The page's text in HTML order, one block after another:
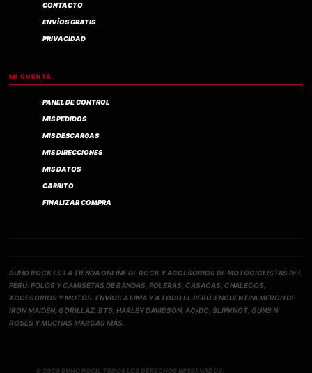
CONTACTO
ENVÍOS GRATIS
PRIVACIDAD
MI CUENTA
PANEL DE CONTROL
MIS PEDIDOS
MIS DESCARGAS
MIS DIRECCIONES
MIS DATOS
CARRITO
FINALIZAR COMPRA
BUHO ROCK ES LA TIENDA ONLINE DE ROCK Y ACCESORIOS DE MOTOCICLISTAS DEL
PERÚ: POLOS Y CAMISETAS DE BANDAS, POLERAS, CASACAS, CHALECOS,
ACCESORIOS Y MOTOS. ENVÍOS A LIMA Y A TODO EL PERÚ. ENCUENTRA MERCH DE
IRON MAIDEN, GORILLAZ, BTS, HARLEY DAVIDSON, AC/DC, SLIPKNOT, GUNS N'
ROSES Y MUCHAS MARCAS MÁS.
© 2026 BUHO ROCK. TODOS LOS DERECHOS RESERVADOS.